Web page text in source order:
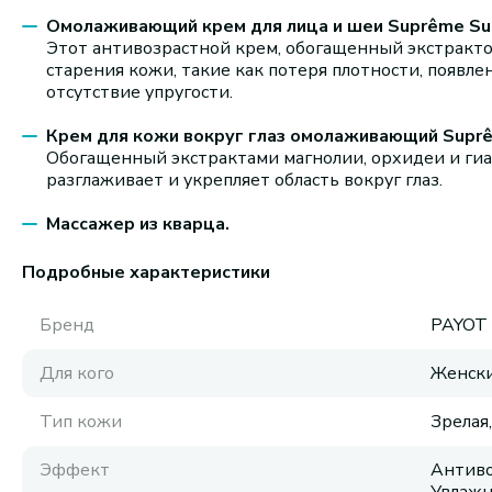
Омолаживающий крем для лица и шеи Suprême
Этот антивозрастной крем, обогащенный
старения кожи, такие как потеря плотности,
отсутствие упругости.
Крем для кожи вокруг глаз омолаживающий
Обогащенный экстрактами магнолии, орхидеи и
разглаживает и укрепляет область вокруг глаз.
Массажер из кварца.
Подробные характеристики
Бренд
PAYOT
Для кого
Тип кожи
Эффект